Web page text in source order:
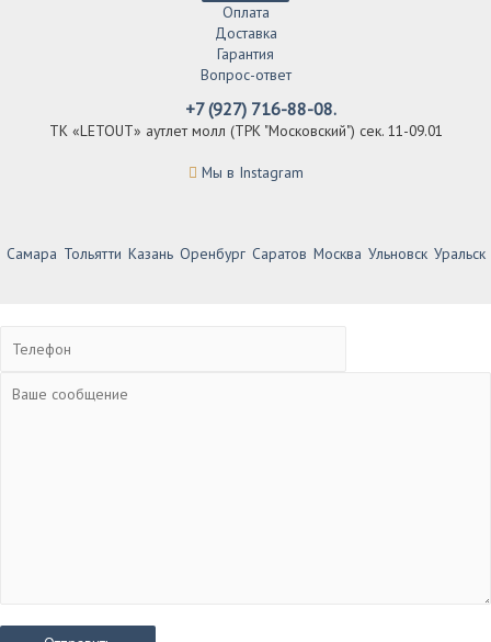
Оплата
Доставка
Гарантия
Вопрос-ответ
+7 (927) 716-88-08.
ТК «LETOUT» аутлет молл (ТРК "Московский") сек. 11-09.01
Мы в Instagram
Самара Тольятти Казань Оренбург Саратов Москва Ульновск Уральск